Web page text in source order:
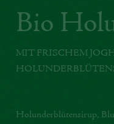
Bio
MIT FRISCHEM
Holunderblütensirup,